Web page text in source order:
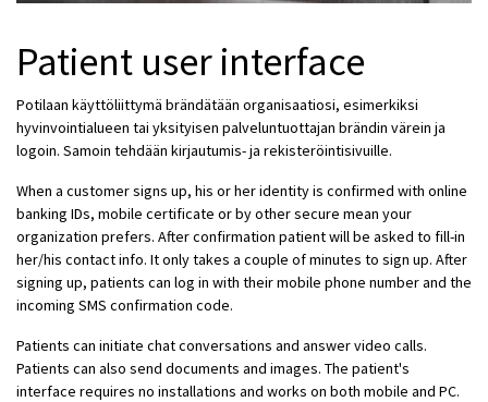
Patient user interface
Potilaan käyttöliittymä brändätään organisaatiosi, esimerkiksi
hyvinvointialueen tai yksityisen palveluntuottajan brändin värein ja
logoin. Samoin tehdään kirjautumis- ja rekisteröintisivuille.
When a customer signs up, his or her identity is confirmed with online
banking IDs, mobile certificate or by other secure mean your
organization prefers. After confirmation patient will be asked to fill-in
her/his contact info. It only takes a couple of minutes to sign up. After
signing up, patients can log in with their mobile phone number and the
incoming SMS confirmation code.
Patients can initiate chat conversations and answer video calls.
Patients can also send documents and images. The patient's
interface requires no installations and works on both mobile and PC.